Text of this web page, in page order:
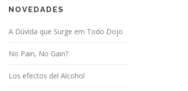
NOVEDADES
A Dúvida que Surge em Todo Dojo
No Pain, No Gain?
Los efectos del Alcohol